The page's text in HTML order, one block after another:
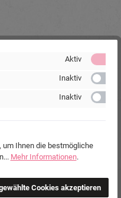
Silber silberfarbig
8mm/10mm/12mm
Aktiv
Inaktiv
Inaktiv
um Ihnen die bestmögliche
Mehr Informationen.
Cookies akzeptieren